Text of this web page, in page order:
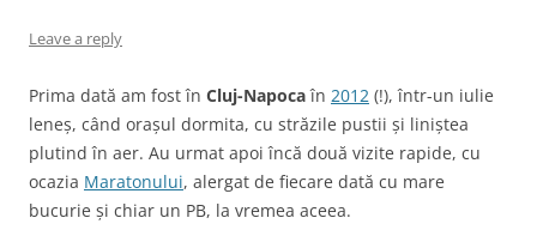
Leave a reply
Prima dată am fost în Cluj-Napocaîn 2012 (!), într-un iulie
leneș, când orașul dormita, cu străzile pustii și liniștea
plutind în aer. Au urmat apoi încă două vizite rapide, cu
ocazia Maratonului, alergat de fiecare dată cu mare
bucurie și chiar un PB, la vremea aceea.